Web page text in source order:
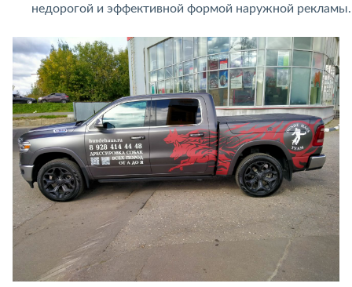
недорогой и эффективной формой наружной рекламы.